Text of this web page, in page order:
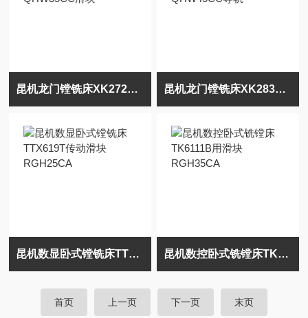
昆机龙门镗铣床XK2725传动轴承QHW35CC滑块 昆机龙门镗铣床XK2835传动滑块QHW45CC导轨
昆机数显卧式镗铣床TTX619T传动滑块RGH25CA 昆机数控卧式铣镗床TK6111B用滑块RGH35CA
首页 上一页 下一页 末页